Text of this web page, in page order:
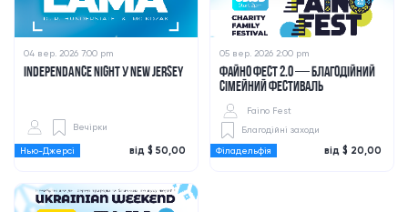
04 вер. 2026 7:00 pm
INDEPENDANCE NIGHT У NEW JERSEY
Вечірки
Нью-Джерсі від $ 50,00
05 вер. 2026 2:00 pm
ФАЙНО ФЕСТ 2.0 — БЛАГОДІЙНИЙ
СІМЕЙНИЙ ФЕСТИВАЛЬ
Faino Fest
Благодійні заходи
Філадельфія від $ 20,00